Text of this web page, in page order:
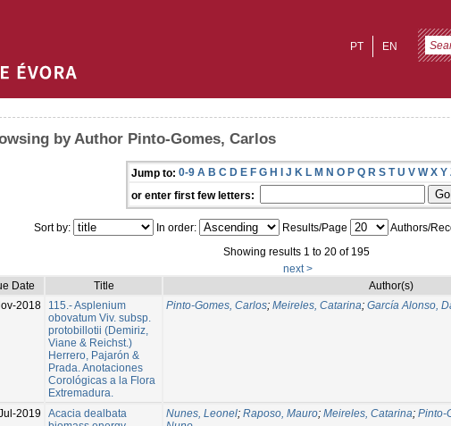
EN
PT
by Author Pinto-Gomes, Carlos
Jump to: 0-9 A B C D E F G H I J K L M N O P Q R S T U V W X Y
or enter first few letters:
Sort by: In order: Results/Page
Authors/
Showing results 1 to 20 of 195
next >
Date
Title
Author(s)
2018
115.- Asplenium
obovatum Viv. subsp.
protobillotii (Demiriz,
Viane & Reichst.)
Herrero, Pajarón &
Prada. Anotaciones
Corológicas a la Flora
Extremadura.
Pinto-Gomes, Carlos; Meireles, Catarina; García Alonso,
2019
Acacia dealbata
Nunes, Leonel; Raposo, Mauro; Meireles, Catarina; Pinto-